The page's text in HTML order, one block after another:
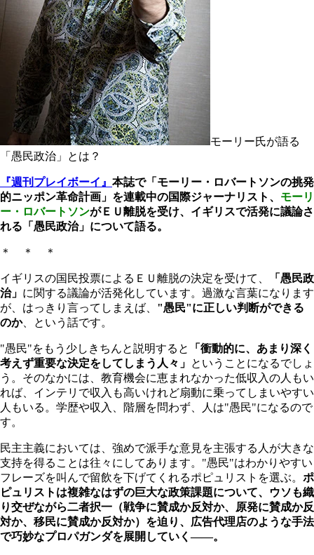
モーリー氏が語る
「愚民政治」とは？
『週刊プレイボーイ』 本誌で「モーリー・ロバートソンの挑発
的ニッポン革命計画」を連載中の国際ジャーナリスト、 モーリ
ー・ロバートソンがＥＵ離脱を受け、イギリスで活発に議論さ
れる「愚民政治」について語る。
＊ ＊ ＊
イギリスの国民投票によるＥＵ離脱の決定を受けて、
「愚民政
治」 に関する議論が活発化しています。過激な言葉になります
が、はっきり言ってしまえば、 "愚民"に正しい判断ができる
のか、という話です。
"愚民"をもう少しきちんと説明すると
「衝動的に、あまり深く
考えず重要な決定をしてしまう人々」 ということになるでしょ
う。そのなかには、教育機会に恵まれなかった低収入の人もい
れば、インテリで収入も高いけれど扇動に乗ってしまいやすい
人もいる。学歴や収入、階層を問わず、人は"愚民"になるので
す。
民主主義においては、強めで派手な意見を主張する人が大きな
支持を得ることは往々にしてあります。"愚民"はわかりやすい
フレーズを叫んで留飲を下げてくれるポピュリストを選ぶ。 ポ
ピュリストは複雑なはずの巨大な政策課題について、ウソも織
り交ぜながら二者択一（戦争に賛成か反対か、原発に賛成か反
対か、移民に賛成か反対か）を迫り、広告代理店のような手法
で巧妙なプロパガンダを展開していく――。